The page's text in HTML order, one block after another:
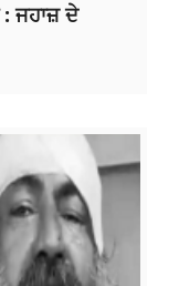
ਜਹਾਜ਼ ਦੇ